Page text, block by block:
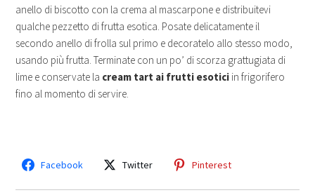
anello di biscotto con la crema al mascarpone e distribuitevi
qualche pezzetto di frutta esotica. Posate delicatamente il
secondo anello di frolla sul primo e decoratelo allo stesso modo,
usando più frutta. Terminate con un po’ di scorza grattugiata di
lime e conservate la cream tart ai frutti esotici in frigorifero
fino al momento di servire.
Facebook Twitter Pinterest